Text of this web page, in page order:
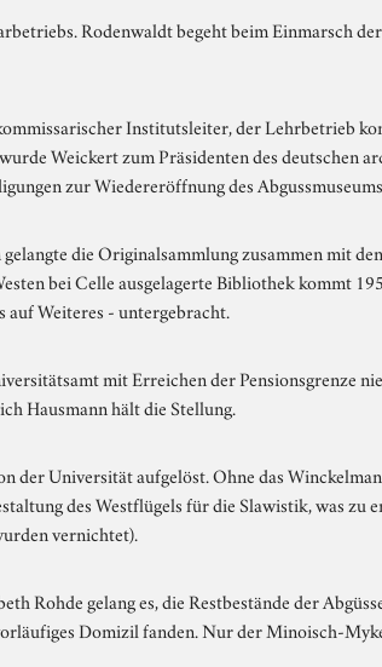
Rodenwaldt begeht beim Einmarsch
Institutsleiter, der Lehrbetrieb
Weickert zum Präsidenten des deutschen
zur Wiedereröffnung des
die Originalsammlung zusammen mit
bei Celle ausgelagerte Bibliothek kommt
Weiteres - untergebracht.
mit Erreichen der Pensionsgrenze
Hausmann hält die Stellung.
der Universität aufgelöst. Ohne das
des Westflügels für die Slawistik, was zu
vernichtet).
Rohde gelang es, die Restbestände der
Domizil fanden. Nur der Minoisch-